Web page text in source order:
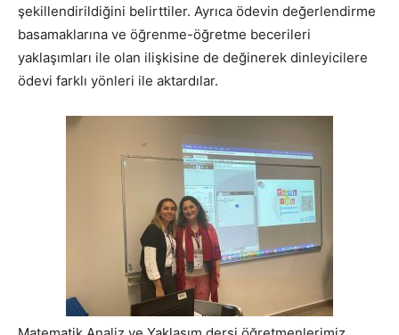
şekillendirildiğini belirttiler. Ayrıca ödevin değerlendirme
basamaklarına ve öğrenme-öğretme becerileri
yaklaşımları ile olan ilişkisine de değinerek dinleyicilere
ödevi farklı yönleri ile aktardılar.